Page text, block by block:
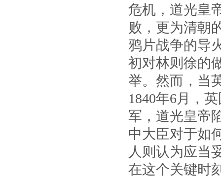
危机，道光皇
败，更为清朝
鸦片战争的导
初对林则徐的
举。然而，当
1840年6月，
军，道光皇帝
中大臣对于如
人则认为应当
在这个关键时